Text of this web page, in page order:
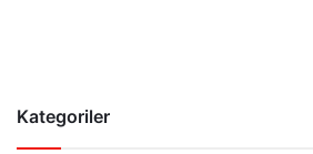
Kategoriler